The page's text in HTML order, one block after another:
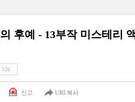
후예 - 13부작 미스테리
326
신고 URL복사